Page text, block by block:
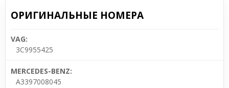
ОРИГИНАЛЬНЫЕ НОМЕРА
VAG:
3C9955425
MERCEDES-BENZ:
A3397008045